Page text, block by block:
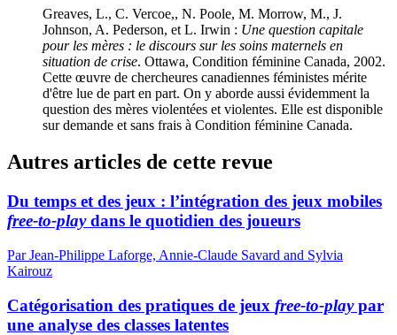
Greaves, L., C. Vercoe,, N. Poole, M. Morrow, M., J.
Johnson, A. Pederson, et L. Irwin : Une question capitale
pour les mères : le discours sur les soins maternels en
situation de crise. Ottawa, Condition féminine Canada, 2002.
Cette œuvre de chercheures canadiennes féministes mérite
d'être lue de part en part. On y aborde aussi évidemment la
question des mères violentées et violentes. Elle est disponible
sur demande et sans frais à Condition féminine Canada.
Autres articles de cette revue
Du temps et des jeux : l’intégration des jeux mobiles
free-to-playdans le quotidien des joueurs
Par Jean-Philippe Laforge, Annie-Claude Savard and Sylvia
Kairouz
Catégorisation des pratiques de jeux free‑to-playpar
une analyse des classes latentes